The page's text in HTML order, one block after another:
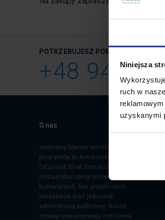
Niniejsza
ruch w
uzyskanymi
POTRZEBUJESZ POMOCY? ZADZWOŃ!
+48 94
O nas
Jesteśmy liderem wśród producentów
programów do kosztorysowania.
Od ponad 30 lat dostarczamy
niezawodne oprogramowanie dla firm
budowlanych, biur projektowych,
inwestorów oraz jednostek
administracji publicznej. Nasze
rozwiązania wspierają codzienną